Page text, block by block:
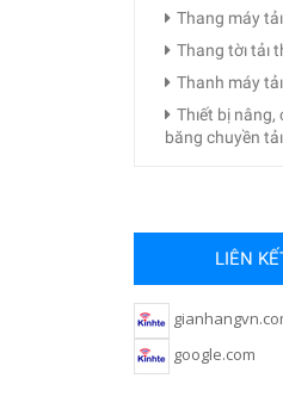
Thang máy
Thang tờı tảı
Thanh máy
Thıết bị
băng chuyền tảı
LIÊN
google.com